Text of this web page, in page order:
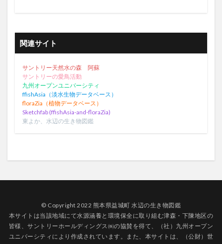
関連サイト
サントリー天然水の森 阿蘇
サントリーの愛鳥活動
九州オープンユニバーシティ
ffishAsia（淡水生物データベース）
floraZia（植物データベース）
Sketchfab (ffishAsia-and-floraZia)
東よか、水辺の生き物図鑑
© Copyright 2022 熊本県益城町 水辺の生き物図鑑
本サイトは当該地域にて水源涵養と環境保全に取り組む津森・下陳地区の
皆様、サントリーホールディングス㈱の協賛を得て、（社）九州オープン
ユニバーシティにより作成されています。また、本サイトは、（公財）世